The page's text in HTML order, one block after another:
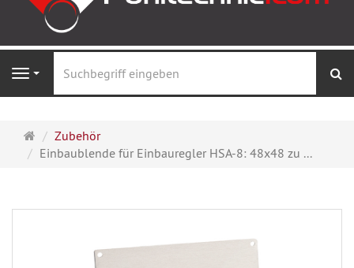
Navigation
Startseite
Zubehör
Einbaublende für Einbauregler HSA-8: 48x48 zu ...